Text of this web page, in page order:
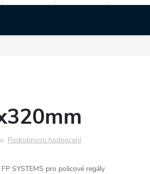
Podrobnosti hodnocení
SYSTEMS pro policové regály